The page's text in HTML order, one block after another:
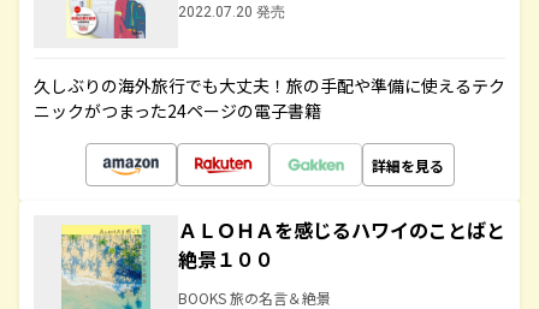
2022.07.20 発売
久しぶりの海外旅行でも大丈夫！旅の手配や準備に使えるテク
ニックがつまった24ページの電子書籍
詳細を見る
ＡＬＯＨＡを感じるハワイのことばと
絶景１００
BOOKS 旅の名言＆絶景